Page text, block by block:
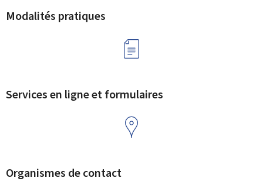
Modalités pratiques
Services en ligne et formulaires
Organismes de contact